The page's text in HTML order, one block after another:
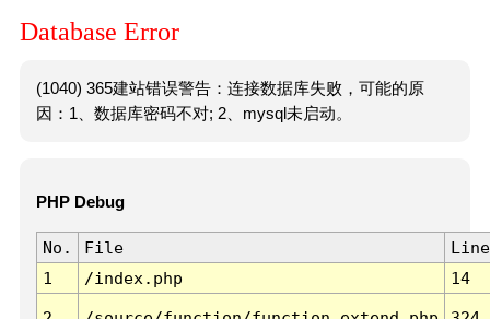
Database Error
(1040) 365建站错误警告：连接数据库失败，可能的原
因：1、数据库密码不对; 2、mysql未启动。
PHP Debug
No. File
Line
1
/index.php 14